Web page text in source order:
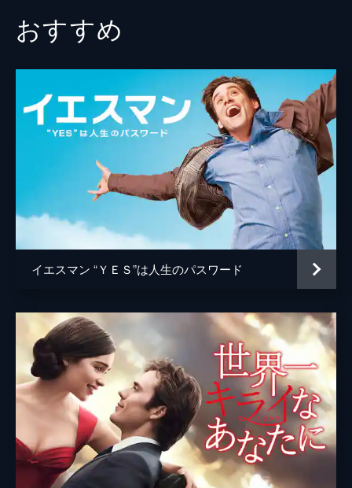
キャリー・ヘルナンデス
トム・エヴェレット・スコット
ミーガン・フェイ
デイモン・ガプトン
ジョシュ・ペンス
トレヴァー・リサウアー
脚本 デイミアン・チャゼル
音楽 ジャスティン・ハーウィッツ
製作 フレッド・バーガー
ジョーダン・ホロウィッツ
ゲイリー・ギルバート
マーク・プラット
おすすめ
イエスマン “ＹＥＳ”は人生のパスワード